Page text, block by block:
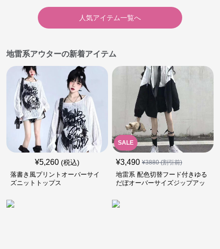
人気アイテム一覧へ
地雷系アウターの新着アイテム
¥5,260 (税込)
落書き風プリントオーバーサイ
ズニットトップス
SALE
¥3,490 ¥3880(割引前)
地雷系 配色切替フード付きゆる
だぼオーバーサイズジップアッ